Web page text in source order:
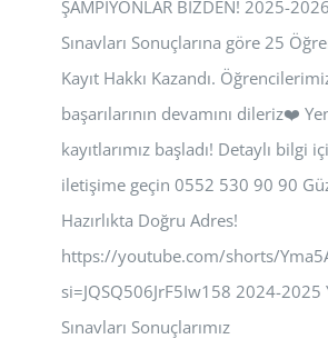
ŞAMPİYONLAR BİZDEN! 2025-
Sınavları Sonuçlarına göre 25
Kayıt Hakkı Kazandı.
başarılarının devamını dileriz❤️
kayıtlarımız başladı! Detaylı bilgi
iletişime geçin 0552 530 90 90
Hazırlıkta Doğru Adres!
https://youtube.com/shorts/
si=JQSQ506JrF5Iw158 2024-2025
Sınavları Sonuçlarımız